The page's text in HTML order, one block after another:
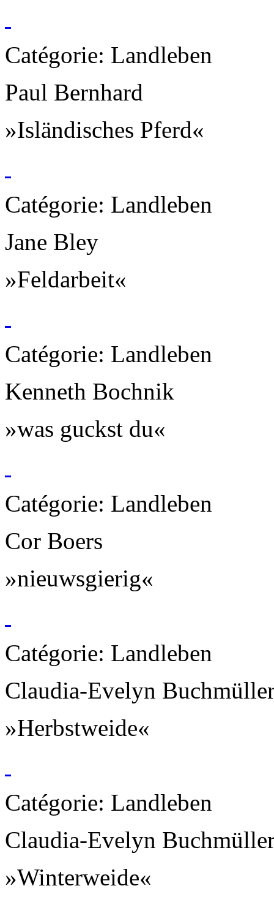
Catégorie: Landleben
Paul Bernhard
»Isländisches Pferd«
Catégorie: Landleben
Jane Bley
»Feldarbeit«
Catégorie: Landleben
Kenneth Bochnik
»was guckst du«
Catégorie: Landleben
Cor Boers
»nieuwsgierig«
Catégorie: Landleben
Claudia-Evelyn
»Herbstweide«
Catégorie: Landleben
Claudia-Evelyn
»Winterweide«